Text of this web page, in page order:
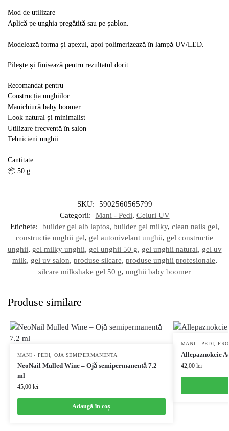
Mod de utilizare
Aplică pe unghia pregătită sau pe șablon.
Modelează forma și apexul, apoi polimerizează în lampă UV/LED.
Pilește și finisează pentru rezultatul dorit.
Recomandat pentru
Construcția unghiilor
Manichiură baby boomer
Look natural și minimalist
Utilizare frecventă în salon
Tehnicieni unghii
Cantitate
📦 50 g
SKU:
5902560565799
Categorii:
Mani - Pedi, Geluri UV
Etichete:
builder gel alb laptos, builder gel milky, clean nails gel,
constructie unghii gel, gel autonivelant unghii, gel constructie
unghii, gel milky unghii, gel unghii 50 g, gel unghii natural, gel uv
milk, gel uv salon, produse silcare, produse unghii profesionale,
silcare milkshake gel 50 g, unghii baby boomer
Produse similare
MANI - PEDI, OJA SEMIPERMANENTA
NeoNail Mulled Wine – Ojă semipermanentă 7.2
ml
45,00 lei
Adaugă în coș
MANI - PEDI,
Allepaznokcie
42,00 lei